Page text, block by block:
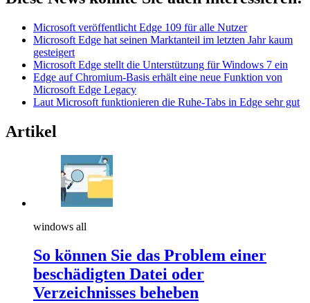
Microsoft veröffentlicht Edge 109 für alle Nutzer
Microsoft Edge hat seinen Marktanteil im letzten Jahr kaum
gesteigert
Microsoft Edge stellt die Unterstützung für Windows 7 ein
Edge auf Chromium-Basis erhält eine neue Funktion von
Microsoft Edge Legacy
Laut Microsoft funktionieren die Ruhe-Tabs in Edge sehr gut
Artikel
windows all
So können Sie das Problem einer
beschädigten Datei oder
Verzeichnisses beheben